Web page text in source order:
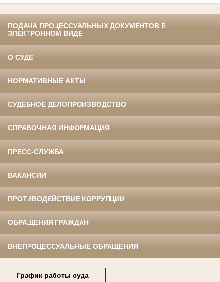
ПОДАЧА ПРОЦЕССУАЛЬНЫХ ДОКУМЕНТОВ В
ЭЛЕКТРОННОМ ВИДЕ
О СУДЕ
НОРМАТИВНЫЕ АКТЫ
СУДЕБНОЕ ДЕЛОПРОИЗВОДСТВО
СПРАВОЧНАЯ ИНФОРМАЦИЯ
ПРЕСС-СЛУЖБА
ВАКАНСИИ
ПРОТИВОДЕЙСТВИЕ КОРРУПЦИИ
ОБРАЩЕНИЯ ГРАЖДАН
ВНЕПРОЦЕССУАЛЬНЫЕ ОБРАЩЕНИЯ
График работы суда